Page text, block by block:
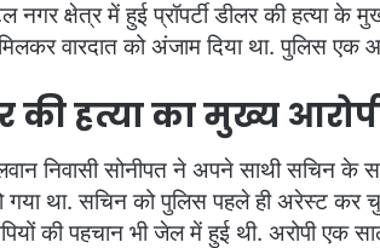
नगर क्षेत्र में हुई प्रॉपर्टी डीलर की हत्या के
वारदात को अंजाम दिया था. पुलिस एक
की हत्या का मुख्य
निवासी सोनीपत ने अपने साथी सचिन के
गया था. सचिन को पुलिस पहले ही अरेस्ट कर
की पहचान भी जेल में हुई थी. अरोपी एक